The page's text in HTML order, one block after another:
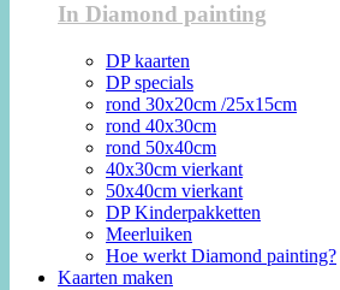
In Diamond painting
DP kaarten
DP specials
rond 30x20cm /25x15cm
rond 40x30cm
rond 50x40cm
40x30cm vierkant
50x40cm vierkant
DP Kinderpakketten
Meerluiken
Hoe werkt Diamond painting?
Kaarten maken